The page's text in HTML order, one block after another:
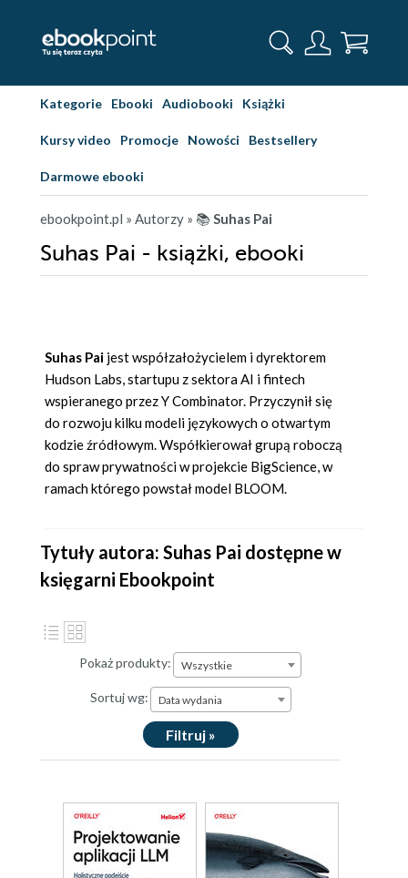
Kategorie Ebooki Audiobooki Książki
Kursy video Promocje Nowości Bestsellery
Darmowe ebooki
ebookpoint.pl » Autorzy » 📚Suhas Pai
Suhas Pai - książki, ebooki
Suhas Pai jest współzałożycielem i dyrektorem
Hudson Labs, startupu z sektora AI i fintech
wspieranego przez Y Combinator. Przyczynił się
do rozwoju kilku modeli językowych o otwartym
kodzie źródłowym. Współkierował grupą roboczą
do spraw prywatności w projekcie BigScience, w
ramach którego powstał model BLOOM.
Tytuły autora: Suhas Pai dostępne w
księgarni Ebookpoint
Pokaż produkty: Wszystkie
Sortuj wg: Data wydania
Filtruj »